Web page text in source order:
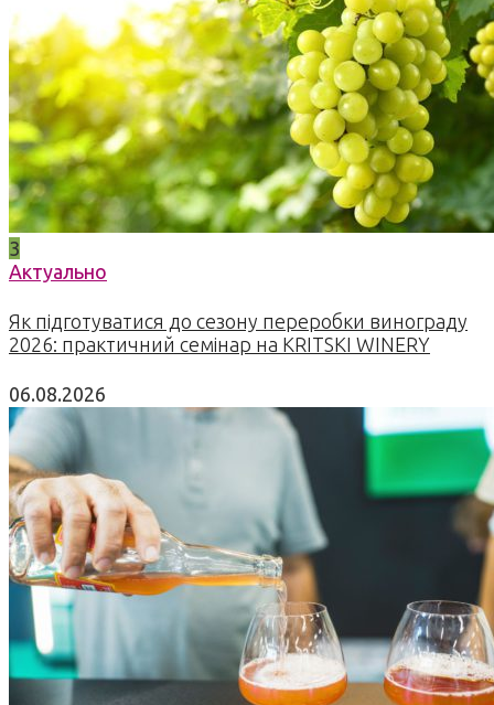
3
Актуально
Як підготуватися до сезону переробки винограду
2026: практичний семінар на KRITSKI WINERY
06.08.2026